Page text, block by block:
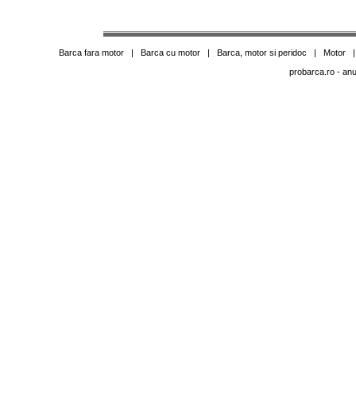
Barca fara motor| Barca cu motor| Barca, motor si peridoc | Motor
probarca.ro-